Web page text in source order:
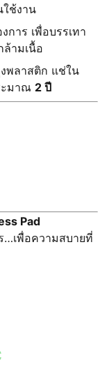
ช้งาน
การ เพื่อบรรเทา
ล้ามเนื้อ
พลาสติก แช่ใน
ะมาณ 2 ปี
Pad
…เพื่อความสบายที่